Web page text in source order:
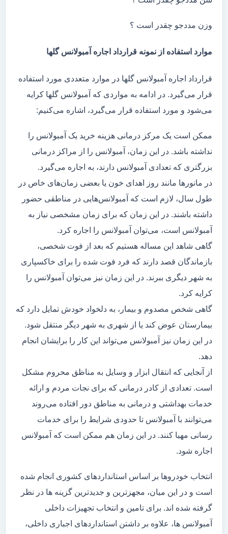
وزن مددجو چقدر است ؟
موارد استفاده از نمونه قرارداد اجاره آمبولانس گلها
قرارداد اجاره آمبولانس گلها در موارد متعددی مورد استفاده
قرار می‌گیرد. در ادامه به مواردی که آمبولانس گلها کرایه
می‌شود و مورد استفاده قرار می‌گیرد، اشاره می‌کنیم:
ممکن است یک مرکز درمانی هزینه خرید یک آمبولانس را
نداشته باشد. در این زمان، آمبولانس را از مراکز درمانی
بزرگتری که تعدادی آمبولانس دارند، به اجاره می‌گیرد.
در مانور‌ها مانند روز اهدای خون یا بعضی زمان‌های خاص در
طول سال، لازم است که آمبولانس‌هایی در مناطقی حضور
داشته باشند. در این زمان که برای زمان مشخصی نیاز به
آمبولانس است، می‌توان آمبولانس را اجاره کرد.
گاهی شاهد این مساله هستیم که بعد از فوت شخصی،
بازماندگان قصد دارند که فرد فوت شده را برای خاکسپاری
به شهر دیگری ببرند. در این زمان نیز می‌توان آمبولانس را
کرایه کرد.
گاهی شخص مصدوم و بیمار، به دلخواد خودش تمایل دارد که
بیمارستان عوض کند یا از شهری به شهر دیگر منتقل شود.
در این زمان نیز آمبولانس می‌تواند این کار را برایشان انجام
دهد.
از آنجایی که انتقال ابزار و وسایل به مناظق محروم مشکل
است. تعدادی از کادر درمانی که برای نجات مردم و ارائه
خدمات بهداشتی و درمانی به مناطق دور افتاده می‌روند
می‌توانند با آمبولانس تا حدودی شرایط را برای خدمات
رسانی مهیا کنند. در این زمان هم ممکن است که آمبولانس
اجاره شود.
انتخاب خودروها بر اساس استانداردهای کشوری انجام شده
است و در این میان، مجهزترین و جدیدترین گزینه ها در نظر
گرفته شده اند. برای تامین و انتخاب تجهیزات داخلی
آمبولانس ها، علاوه بر داشتن استانداردهای اجباری داخلی،